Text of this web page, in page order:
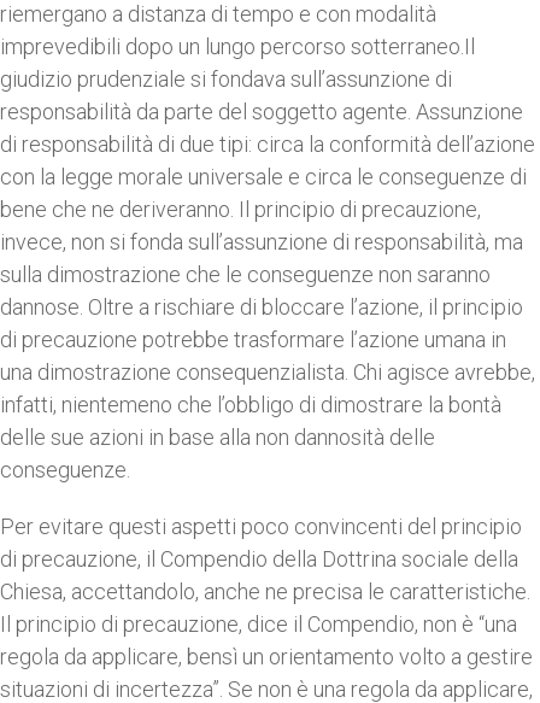
riemergano a distanza di tempo e con modalità
imprevedibili dopo un lungo percorso sotterraneo.Il
giudizio prudenziale si fondava sull’assunzione di
responsabilità da parte del soggetto agente. Assunzione
di responsabilità di due tipi: circa la conformità dell’azione
con la legge morale universale e circa le conseguenze di
bene che ne deriveranno. Il principio di precauzione,
invece, non si fonda sull’assunzione di responsabilità, ma
sulla dimostrazione che le conseguenze non saranno
dannose. Oltre a rischiare di bloccare l’azione, il principio
di precauzione potrebbe trasformare l’azione umana in
una dimostrazione consequenzialista. Chi agisce avrebbe,
infatti, nientemeno che l’obbligo di dimostrare la bontà
delle sue azioni in base alla non dannosità delle
conseguenze.
Per evitare questi aspetti poco convincenti del principio
di precauzione, il Compendio della Dottrina sociale della
Chiesa, accettandolo, anche ne precisa le caratteristiche.
Il principio di precauzione, dice il Compendio, non è “una
regola da applicare, bensì un orientamento volto a gestire
situazioni di incertezza”. Se non è una regola da applicare,